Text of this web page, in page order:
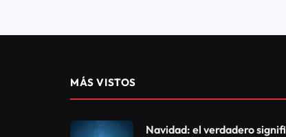
9 de octubre:
Voluntad de Dios’